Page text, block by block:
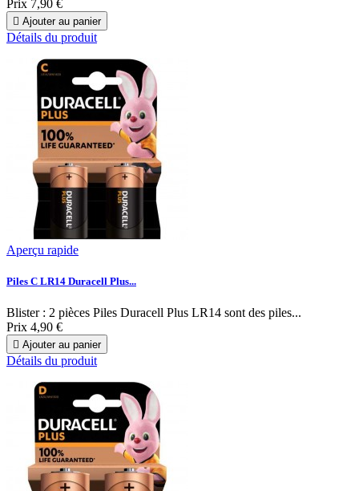
Prix 7,90 €
 Ajouter au panier
Détails du produit
Aperçu rapide
Piles C LR14 Duracell Plus...
Blister : 2 pièces Piles Duracell Plus LR14 sont des piles...
Prix 4,90 €
 Ajouter au panier
Détails du produit